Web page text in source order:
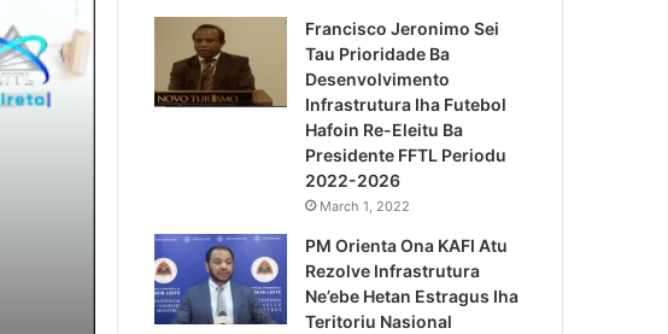
Lei Siberseguransa Ajuda
Kaptura Autór Kriminozu
Estranjeiru
Francisco Jeronimo Sei
Tau Prioridade Ba
Desenvolvimento
Infrastrutura Iha Futebol
Hafoin Re-Eleitu Ba
Presidente FFTL Periodu
2022-2026
March 1, 2022
PM Orienta Ona KAFI Atu
Rezolve Infrastrutura
Ne’ebe Hetan Estragus Iha
Teritoriu Nasional